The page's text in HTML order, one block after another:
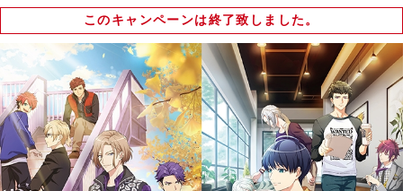
このキャンペーンは終了致しました。